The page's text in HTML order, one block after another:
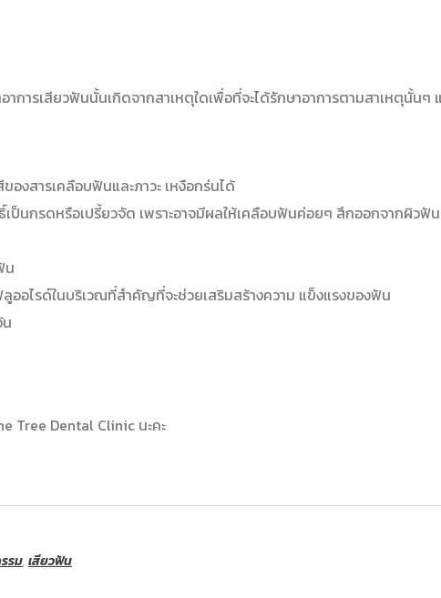
ารเสียวฟันนั้นเกิดจากสาเหตุใดเพื่อที่จะได้รักษาอาการตามสาเหตุนั้นๆ
งสารเคลือบฟันและภาวะ เหงือกร่นได้
ป็นกรดหรือเปรี้ยวจัด เพราะอาจมีผลให้เคลือบฟันค่อยๆ สึกออกจากผิวฟัน
น
อไรด์ในบริเวณที่สำคัญที่จะช่วยเสริมสร้างความ แข็งแรงของฟัน
Tree Dental Clinic นะคะ
รม,เสียวฟัน